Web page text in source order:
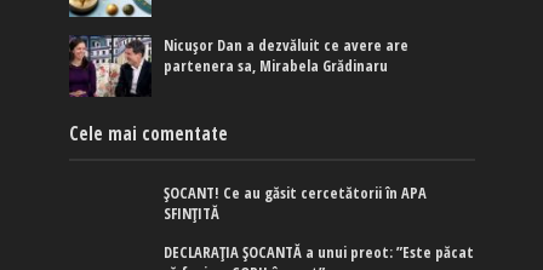
Nicușor Dan a dezvăluit ce avere are
partenera sa, Mirabela Grădinaru
Cele mai comentate
ȘOCANT! Ce au găsit cercetătorii în APA
SFINȚITĂ
DECLARAȚIA ȘOCANTĂ a unui preot: ”Este păcat